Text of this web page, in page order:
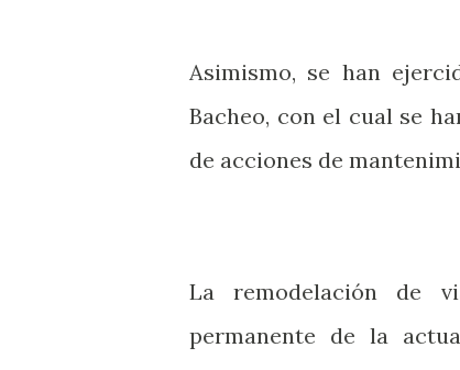
Asimismo, se han
Bacheo, con el cual se
de acciones de
La remodelación de
permanente de la